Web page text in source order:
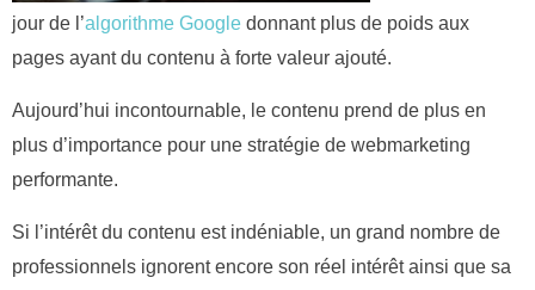
jour de l’algorithme Google donnant plus de poids aux
pages ayant du contenu à forte valeur ajouté.
Aujourd’hui incontournable, le contenu prend de plus en
plus d’importance pour une stratégie de webmarketing
performante.
Si l’intérêt du contenu est indéniable, un grand nombre de
professionnels ignorent encore son réel intérêt ainsi que sa